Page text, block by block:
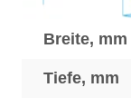
Breite, mm
Tiefe, mm